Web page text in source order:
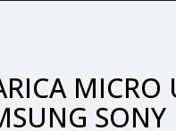
MICRO
SONY